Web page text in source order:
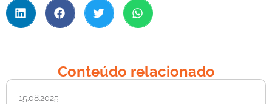
Conteúdo relacionado
15.08.2025